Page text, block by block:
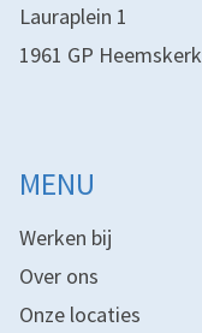
Lauraplein 1
1961 GP Heemskerk
MENU
Werken bij
Over ons
Onze locaties